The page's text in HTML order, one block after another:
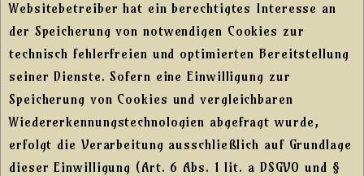
Websitebetreiber hat ein berechtigtes Interesse an
der Speicherung von notwendigen Cookies zur
technisch fehlerfreien und optimierten Bereitstellung
seiner Dienste. Sofern eine Einwilligung zur
Speicherung von Cookies und vergleichbaren
Wiedererkennungstechnologien abgefragt wurde,
erfolgt die Verarbeitung ausschließlich auf Grundlage
dieser Einwilligung (Art. 6 Abs. 1 lit. a DSGVO und §